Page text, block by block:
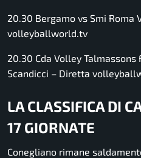
20.30 Bergamo vs Smi Roma
volleyballworld.tv
20.30 Cda Volley Talmassons
Scandicci – Diretta
LA CLASSIFICA DI
17 GIORNATE
Conegliano rimane